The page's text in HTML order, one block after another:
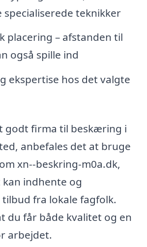
teknikker
placering – afstanden til
også spille ind
ekspertise hos det valgte
godt firma til beskæring i
anbefales det at bruge
xn--beskring-m0a.dk,
indhente og
fra lokale fagfolk.
du får både kvalitet og en
arbejdet.